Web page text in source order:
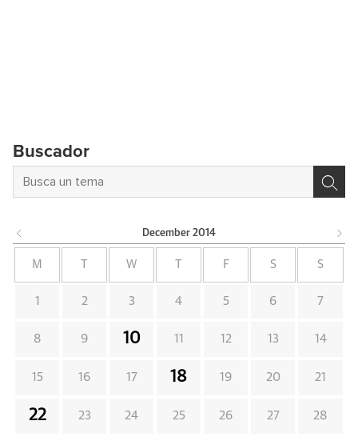
Buscador
December 2014
M W F S S
1 2 3 4 5 6 7
8 9 10 11 12 13 14
15 16 17 18 19 20 21
22 23 24 25 26 27 28